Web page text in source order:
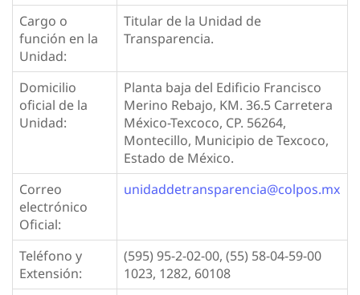
Cargo o
función en la
Unidad:
Titular de la Unidad de
Transparencia.
Domicilio
oficial de la
Unidad:
Planta baja del Edificio Francisco
Merino Rebajo, KM. 36.5 Carretera
México-Texcoco, CP. 56264,
Montecillo, Municipio de Texcoco,
Estado de México.
Correo
electrónico
Oficial:
unidaddetransparencia@colpos.mx
Teléfono y
Extensión:
(595) 95-2-02-00, (55) 58-04-59-00
1023, 1282, 60108